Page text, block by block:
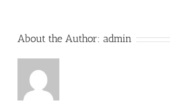
About the Author: admin